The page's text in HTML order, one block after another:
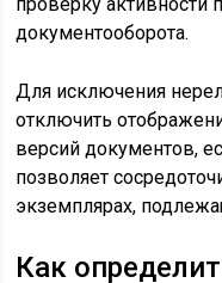
документооборота.
Для исключения
отключить
версий документов,
позволяет
экземплярах,
Как